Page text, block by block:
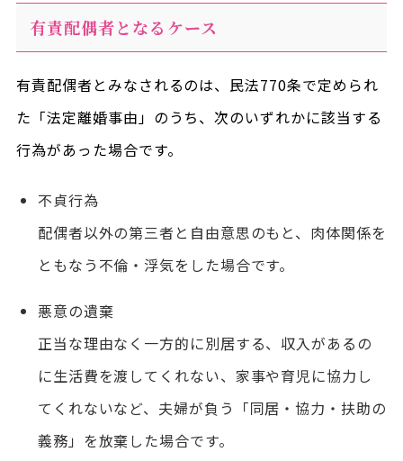
有責配偶者となるケース
有責配偶者とみなされるのは、民法770条で定められ
た「法定離婚事由」のうち、次のいずれかに該当する
行為があった場合です。
不貞行為
配偶者以外の第三者と自由意思のもと、肉体関係を
ともなう不倫・浮気をした場合です。
悪意の遺棄
正当な理由なく一方的に別居する、収入があるの
に生活費を渡してくれない、家事や育児に協力し
てくれないなど、夫婦が負う「同居・協力・扶助の
義務」を放棄した場合です。